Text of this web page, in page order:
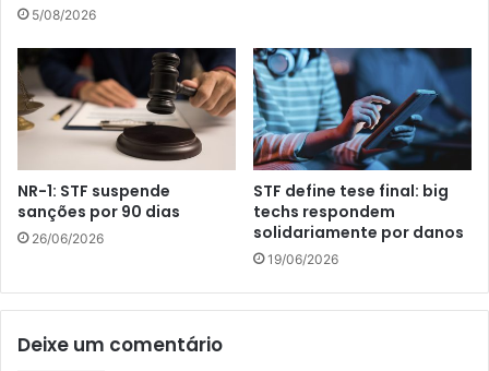
5/08/2026
NR-1: STF suspende
sanções por 90 dias
26/06/2026
STF define tese final: big
techs respondem
solidariamente por danos
19/06/2026
Deixe um comentário